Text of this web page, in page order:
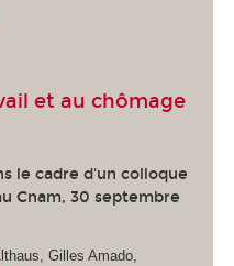
et au chômage
le cadre d'un colloque
Cnam, 30 septembre
Gilles Amado,